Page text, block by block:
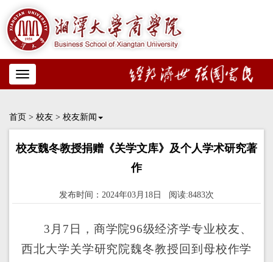
Toggle
navigation
首页 > 校友 > 校友新闻
校友魏冬教授捐赠《关学文库》及个人学术研究著
作
发布时间：2024年03月18日 阅读:8483次
3月7日，商学院96级经济学专业校友、
西北大学关学研究院魏冬教授回到母校作学